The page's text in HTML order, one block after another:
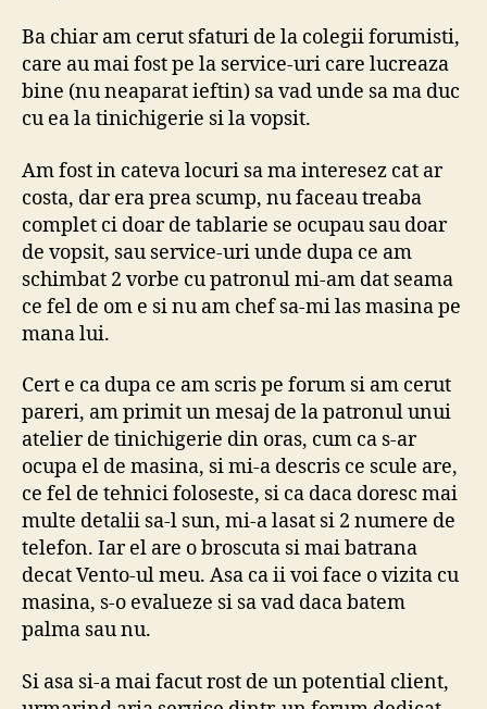
Ba chiar am cerut sfaturi de la colegii forumisti,
care au mai fost pe la service-uri care lucreaza
bine (nu neaparat ieftin) sa vad unde sa ma duc
cu ea la tinichigerie si la vopsit.
Am fost in cateva locuri sa ma interesez cat ar
costa, dar era prea scump, nu faceau treaba
complet ci doar de tablarie se ocupau sau doar
de vopsit, sau service-uri unde dupa ce am
schimbat 2 vorbe cu patronul mi-am dat seama
ce fel de om e si nu am chef sa-mi las masina pe
mana lui.
Cert e ca dupa ce am scris pe forum si am cerut
pareri, am primit un mesaj de la patronul unui
atelier de tinichigerie din oras, cum ca s-ar
ocupa el de masina, si mi-a descris ce scule are,
ce fel de tehnici foloseste, si ca daca doresc mai
multe detalii sa-l sun, mi-a lasat si 2 numere de
telefon. Iar el are o broscuta si mai batrana
decat Vento-ul meu. Asa ca ii voi face o vizita cu
masina, s-o evalueze si sa vad daca batem
palma sau nu.
Si asa si-a mai facut rost de un potential client,